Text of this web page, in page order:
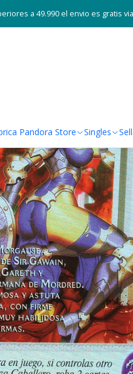
Pandora Store Singles
a 49.990 el envio es gratis
Inicio Juegos de cartas